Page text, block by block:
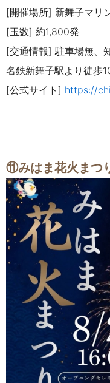
[開催場所] 新舞子マリ
[玉数] 約1,800発
[交通情報] 駐車場無、
名鉄新舞子駅より徒歩
[公式サイト] https://
⑪みはま花火まつ